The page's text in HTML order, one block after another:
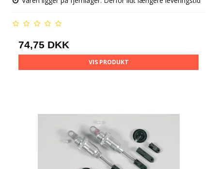
74,75 DKK
VIS PRODUKT